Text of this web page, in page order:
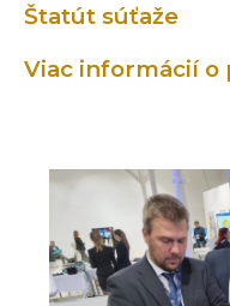
Štatút súťaže
Viac informácií o